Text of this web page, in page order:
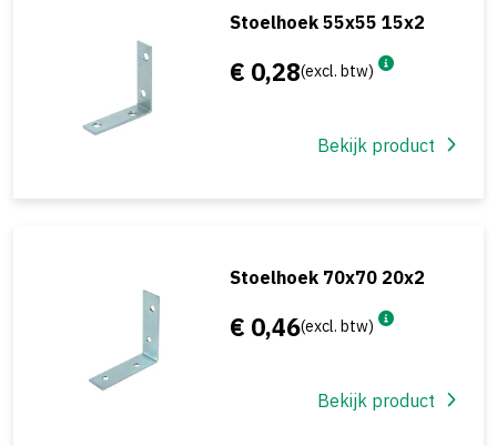
Stoelhoek 55x55 15x2
€ 0,28(excl. btw)
Bekijk product
Stoelhoek 70x70 20x2
€ 0,46(excl. btw)
Bekijk product